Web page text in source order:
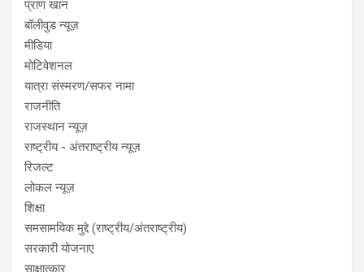
प्राण खान
बॉलीवुड न्यूज़
मीडिया
मोटिवेशनल
यात्रा संस्मरण/सफर नामा
राजनीति
राजस्थान न्यूज़
राष्ट्रीय - अंतराष्ट्रीय न्यूज़
रिजल्ट
लोकल न्यूज़
शिक्षा
समसामयिक मुद्दे (राष्ट्रीय/अंतराष्ट्रीय)
सरकारी योजनाए
साक्षात्कार